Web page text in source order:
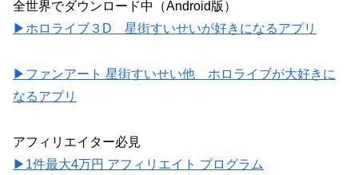
全世界でダウンロード中（Android版）
▶ホロライブ３D 星街すいせいが好きになるアプリ
▶ファンアート 星街すいせい他 ホロライブが大好きに
なるアプリ
アフィリエイター必見
▶1件最大4万円 アフィリエイト プログラム